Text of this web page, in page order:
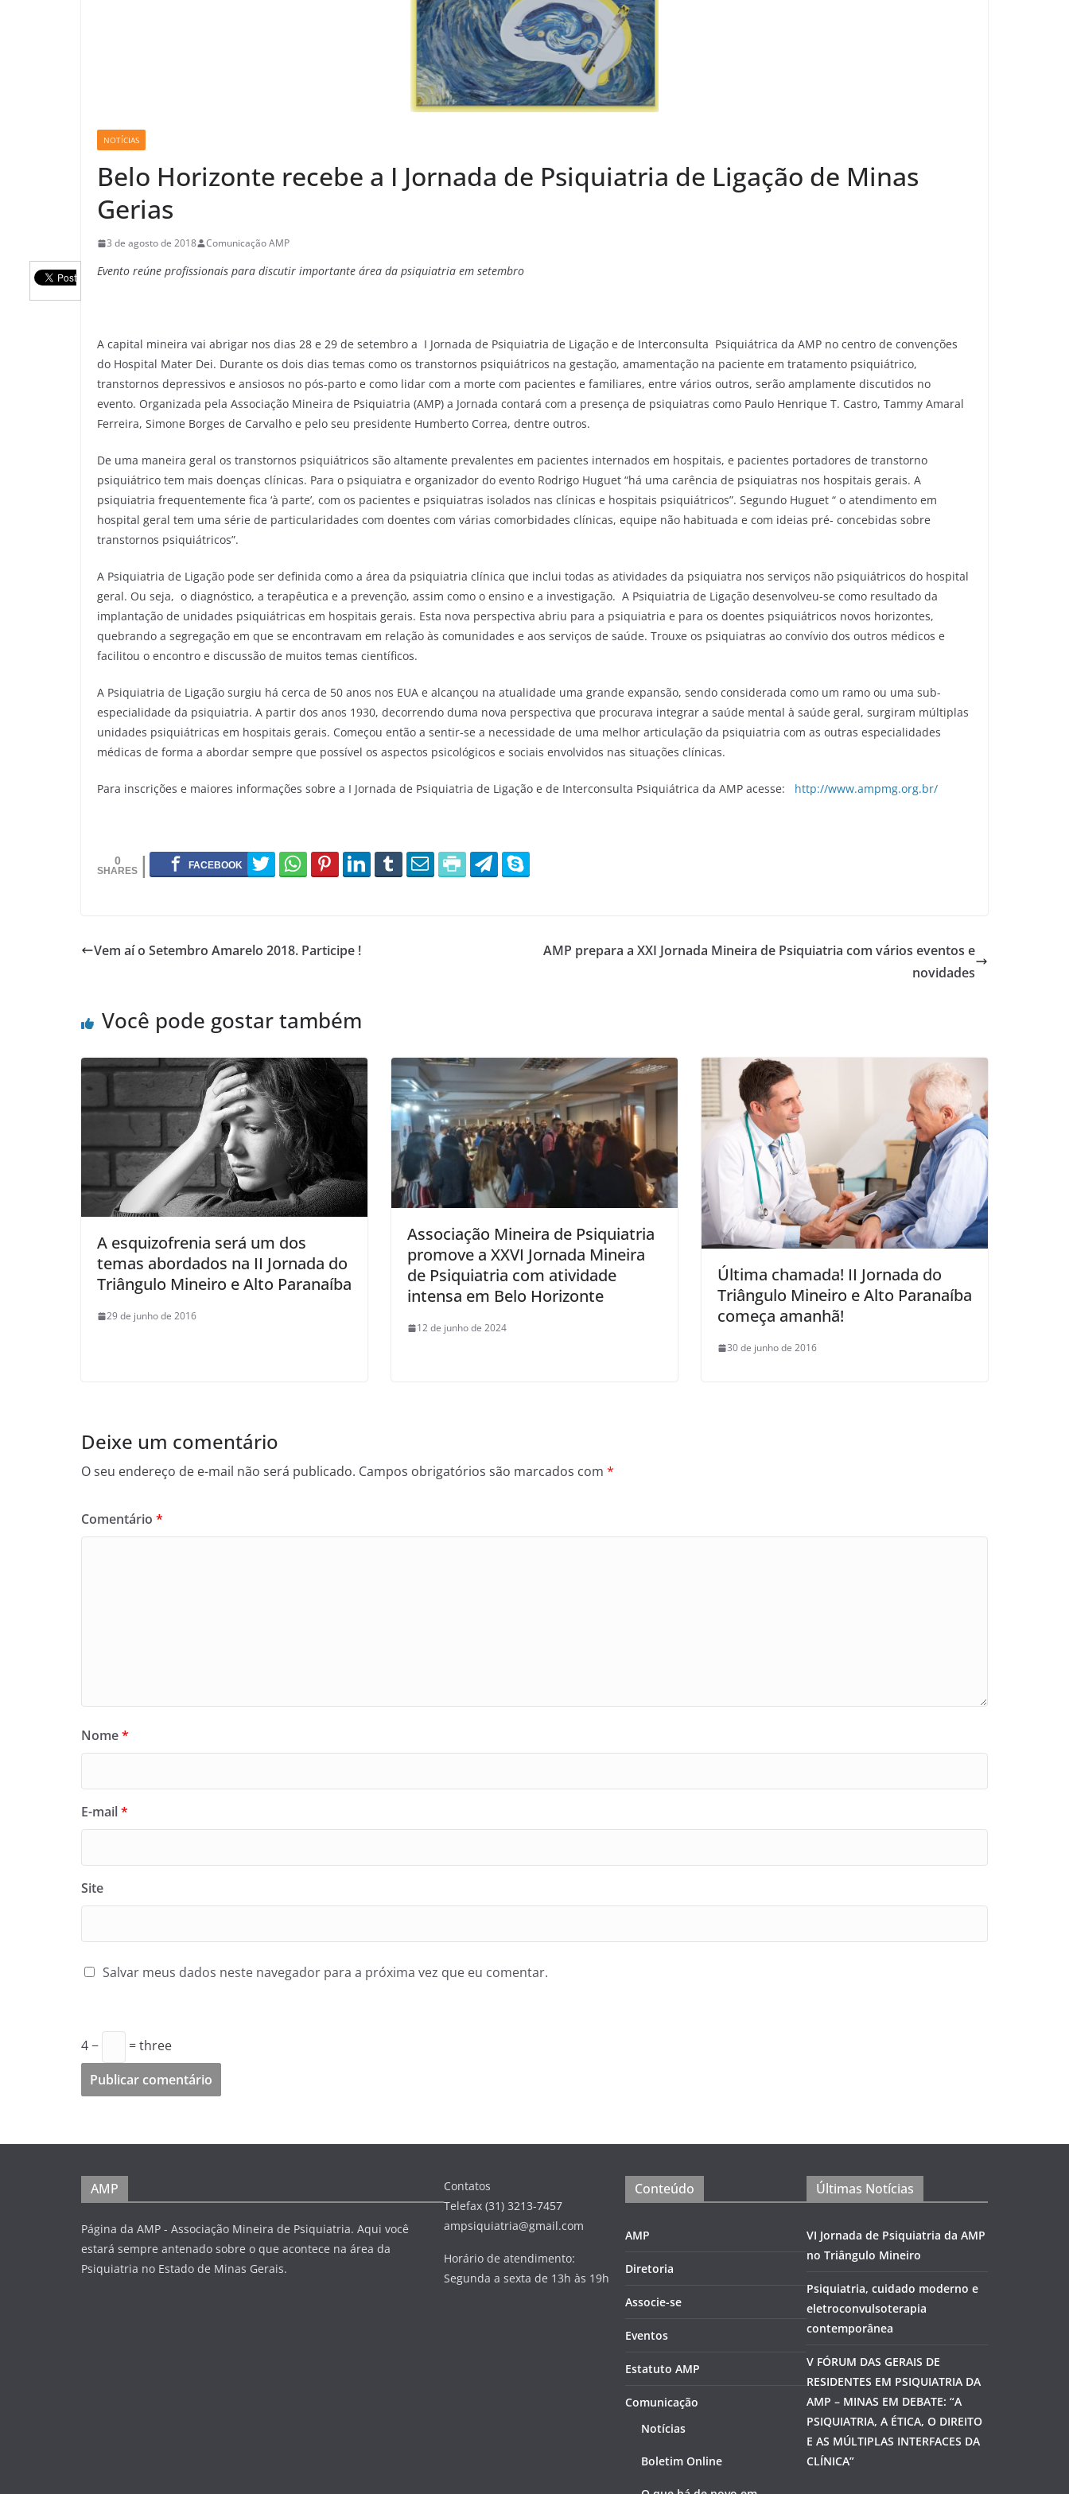
NOTÍCIAS
Belo Horizonte recebe a I Jornada de Psiquiatria de Ligação de Minas
Gerias
3 de agosto de 2018 Comunicação AMP
Evento reúne profissionais para discutir importante área da psiquiatria em setembro
A capital mineira vai abrigar nos dias 28 e 29 de setembro a I Jornada de Psiquiatria de Ligação e de Interconsulta Psiquiátrica da AMP no centro de convenções
do Hospital Mater Dei. Durante os dois dias temas como os transtornos psiquiátricos na gestação, amamentação na paciente em tratamento psiquiátrico,
transtornos depressivos e ansiosos no pós-parto e como lidar com a morte com pacientes e familiares, entre vários outros, serão amplamente discutidos no
evento. Organizada pela Associação Mineira de Psiquiatria (AMP) a Jornada contará com a presença de psiquiatras como Paulo Henrique T. Castro, Tammy Amaral
Ferreira, Simone Borges de Carvalho e pelo seu presidente Humberto Correa, dentre outros.
De uma maneira geral os transtornos psiquiátricos são altamente prevalentes em pacientes internados em hospitais, e pacientes portadores de transtorno
psiquiátrico tem mais doenças clínicas. Para o psiquiatra e organizador do evento Rodrigo Huguet “há uma carência de psiquiatras nos hospitais gerais. A
psiquiatria frequentemente fica ‘à parte’, com os pacientes e psiquiatras isolados nas clínicas e hospitais psiquiátricos”. Segundo Huguet “ o atendimento em
hospital geral tem uma série de particularidades com doentes com várias comorbidades clínicas, equipe não habituada e com ideias pré- concebidas sobre
transtornos psiquiátricos”.
A Psiquiatria de Ligação pode ser definida como a área da psiquiatria clínica que inclui todas as atividades da psiquiatra nos serviços não psiquiátricos do hospital
geral. Ou seja, o diagnóstico, a terapêutica e a prevenção, assim como o ensino e a investigação. A Psiquiatria de Ligação desenvolveu-se como resultado da
implantação de unidades psiquiátricas em hospitais gerais. Esta nova perspectiva abriu para a psiquiatria e para os doentes psiquiátricos novos horizontes,
quebrando a segregação em que se encontravam em relação às comunidades e aos serviços de saúde. Trouxe os psiquiatras ao convívio dos outros médicos e
facilitou o encontro e discussão de muitos temas científicos.
A Psiquiatria de Ligação surgiu há cerca de 50 anos nos EUA e alcançou na atualidade uma grande expansão, sendo considerada como um ramo ou uma sub-
especialidade da psiquiatria. A partir dos anos 1930, decorrendo duma nova perspectiva que procurava integrar a saúde mental à saúde geral, surgiram múltiplas
unidades psiquiátricas em hospitais gerais. Começou então a sentir-se a necessidade de uma melhor articulação da psiquiatria com as outras especialidades
médicas de forma a abordar sempre que possível os aspectos psicológicos e sociais envolvidos nas situações clínicas.
Para inscrições e maiores informações sobre a I Jornada de Psiquiatria de Ligação e de Interconsulta Psiquiátrica da AMP acesse: http://www.ampmg.org.br/
0
Vem aí o Setembro Amarelo 2018. Participe !
AMP prepara a XXI Jornada Mineira de Psiquiatria com vários eventos e
novidades
Você pode gostar também
A esquizofrenia será um dos
temas abordados na II Jornada do
Triângulo Mineiro e Alto Paranaíba
29 de junho de 2016
Associação Mineira de Psiquiatria
promove a XXVI Jornada Mineira
de Psiquiatria com atividade
intensa em Belo Horizonte
12 de junho de 2024
Última chamada! II Jornada do
Triângulo Mineiro e Alto Paranaíba
começa amanhã!
30 de junho de 2016
Deixe um comentário
O seu endereço de e-mail não será publicado. Campos obrigatórios são marcados com *
Comentário *
Nome*
E-mail*
Site
Salvar meus dados neste navegador para a próxima vez que eu comentar.
4 − = three
AMP
Página da AMP - Associação Mineira de Psiquiatria. Aqui você
estará sempre antenado sobre o que acontece na área da
Psiquiatria no Estado de Minas Gerais.
Contatos
Telefax (31) 3213-7457
ampsiquiatria@gmail.com
Horário de atendimento:
Segunda a sexta de 13h às 19h
Conteúdo
AMP
Diretoria
Associe-se
Eventos
Estatuto AMP
Comunicação
Notícias
Boletim Online
Últimas Notícias
VI Jornada de Psiquiatria da AMP
no Triângulo Mineiro
Psiquiatria, cuidado moderno e
eletroconvulsoterapia
contemporânea
V FÓRUM DAS GERAIS DE
RESIDENTES EM PSIQUIATRIA DA
AMP – MINAS EM DEBATE: “A
PSIQUIATRIA, A ÉTICA, O DIREITO
E AS MÚLTIPLAS INTERFACES DA
CLÍNICA”